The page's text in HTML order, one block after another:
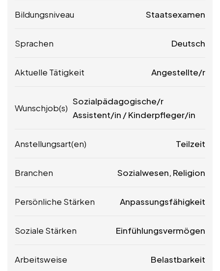
Bildungsniveau Staatsexamen
Sprachen Deutsch
Aktuelle Tätigkeit Angestellte/r
Wunschjob(s)
Sozialpädagogische/r
Assistent/in / Kinderpfleger/in
Anstellungsart(en) Teilzeit
Branchen Sozialwesen, Religion
Persönliche Stärken Anpassungsfähigkeit
Soziale Stärken Einfühlungsvermögen
Arbeitsweise Belastbarkeit